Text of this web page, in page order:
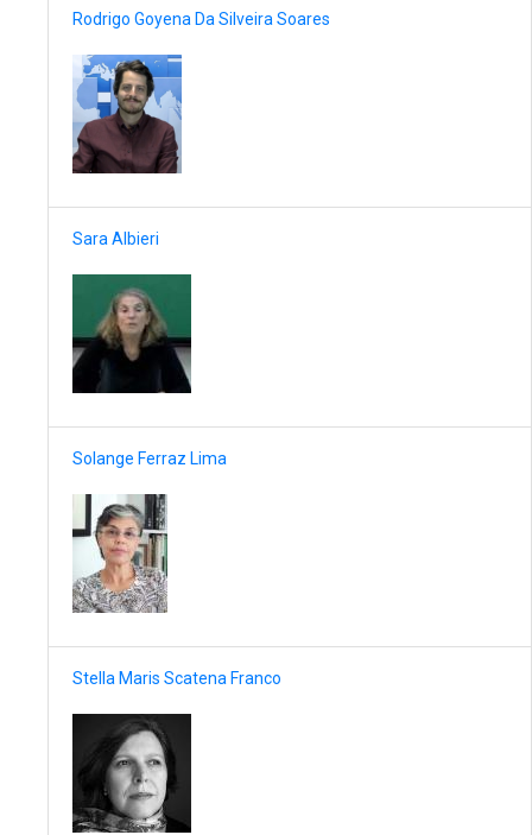
Rodrigo Goyena Da Silveira Soares
Sara Albieri
Solange Ferraz Lima
Stella Maris Scatena Franco